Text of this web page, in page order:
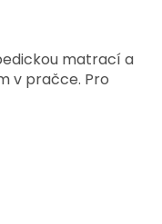
matrací a
v pračce. Pro